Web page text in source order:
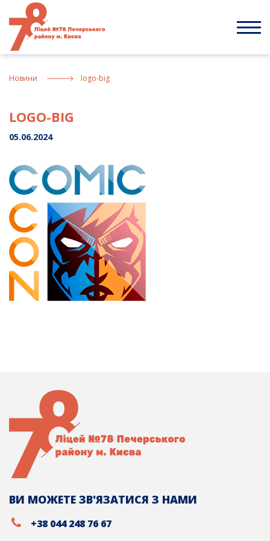
content
Новини logo-big
LOGO-BIG
05.06.2024
ВИ МОЖЕТЕ ЗВ'ЯЗАТИСЯ З НАМИ
+38 044 248 76 67